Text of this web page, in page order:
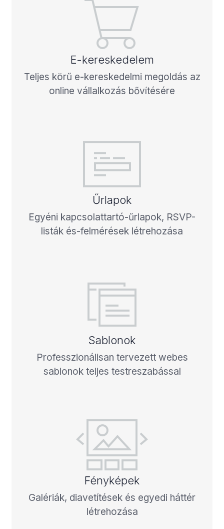
E-kereskedelem
Teljes körű e-kereskedelmi megoldás az
online vállalkozás bővítésére
Űrlapok
Egyéni kapcsolattartó-űrlapok, RSVP-
listák és-felmérések létrehozása
Sablonok
Professzionálisan tervezett webes
sablonok teljes testreszabással
Fényképek
Galériák, diavetítések és egyedi háttér
létrehozása